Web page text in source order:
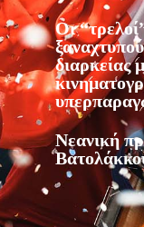
Οι
διαρκείας
Νεανική